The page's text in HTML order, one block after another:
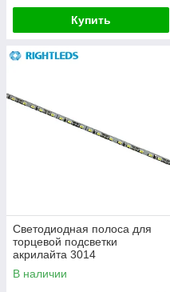
Купить
Светодиодная полоса для
торцевой подсветки
акрилайта 3014
В наличии